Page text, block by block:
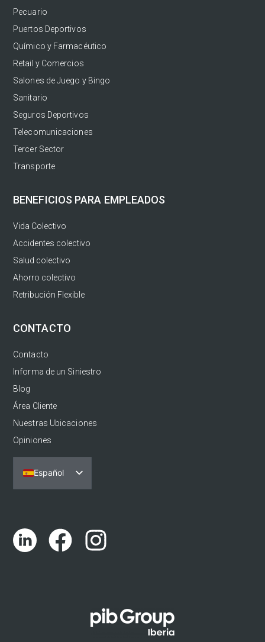
Pecuario
Puertos Deportivos
Químico y Farmacéutico
Retail y Comercios
Salones de Juego y Bingo
Sanitario
Seguros Deportivos
Telecomunicaciones
Tercer Sector
Transporte
BENEFICIOS PARA EMPLEADOS
Vida Colectivo
Accidentes colectivo
Salud colectivo
Ahorro colectivo
Retribución Flexible
CONTACTO
Contacto
Informa de un Siniestro
Blog
Área Cliente
Nuestras Ubicaciones
Opiniones
Español
Português
Català
Euskara